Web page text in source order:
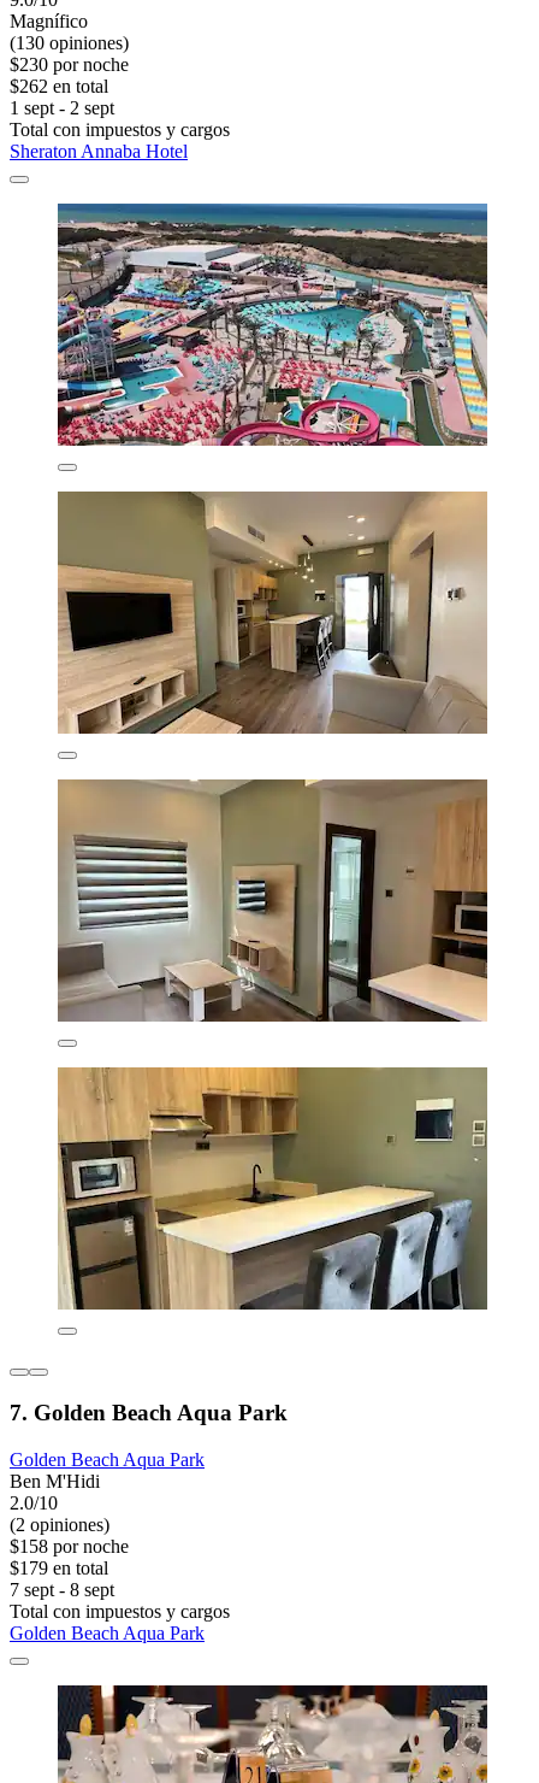
Magnífico
(130 opiniones)
$230 por noche
$262 en total
1 sept - 2 sept
Total con impuestos y cargos
Sheraton Annaba Hotel
7. Golden Beach Aqua Park
Golden Beach Aqua Park
Ben M'Hidi
2.0/10
(2 opiniones)
$158 por noche
$179 en total
7 sept - 8 sept
Total con impuestos y cargos
Golden Beach Aqua Park